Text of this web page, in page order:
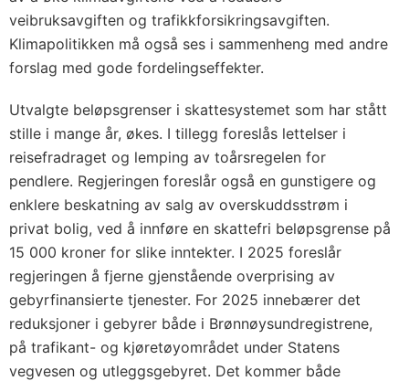
veibruksavgiften og trafikkforsikringsavgiften.
Klimapolitikken må også ses i sammenheng med andre
forslag med gode fordelingseffekter.
Utvalgte beløpsgrenser i skattesystemet som har stått
stille i mange år, økes. I tillegg foreslås lettelser i
reisefradraget og lemping av toårsregelen for
pendlere. Regjeringen foreslår også en gunstigere og
enklere beskatning av salg av overskuddsstrøm i
privat bolig, ved å innføre en skattefri beløpsgrense på
15 000 kroner for slike inntekter. I 2025 foreslår
regjeringen å fjerne gjenstående overprising av
gebyrfinansierte tjenester. For 2025 innebærer det
reduksjoner i gebyrer både i Brønnøysundregistrene,
på trafikant- og kjøretøyområdet under Statens
vegvesen og utleggsgebyret. Det kommer både